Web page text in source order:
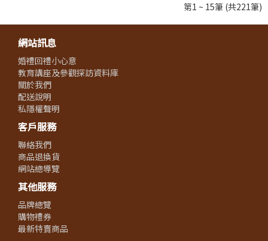
第1 ~ 15筆 (共221筆)
網站訊息
婚禮回禮小心意
教育講座及參觀探訪資料庫
關於我們
配送說明
私隱權聲明
客戶服務
聯絡我們
商品退換貨
網站總導覽
其他服務
品牌總覽
購物禮券
最新特賣商品